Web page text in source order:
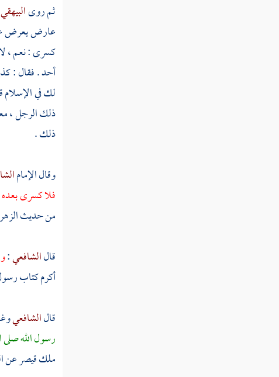
ثم روىالبيهقي
عارض يعرض
كسرى : نعم ،
أحد . فقال :
لك في الإسلام
ذلك الرجل ،
ذلك .
وقال الإمام
فلا كسرى بعده
من حديث
قالالشافعي:
أكرم كتاب
قالالشافعي
رسول الله
ملك قيصر عن